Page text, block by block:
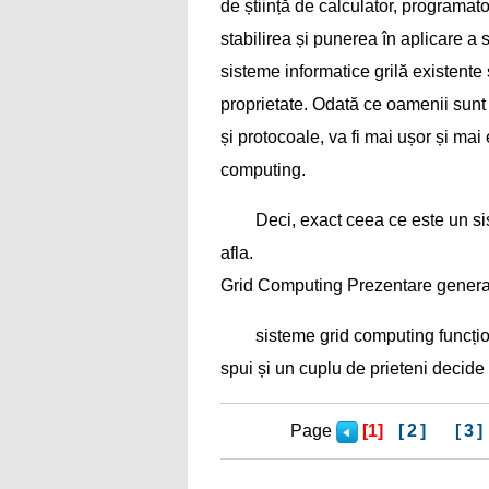
de știință de calculator,
stabilirea și punerea în aplicare a
sisteme informatice grilă
proprietate. Odată ce oamenii
și protocoale, va fi mai ușor și
computing.
Deci, exact ceea ce este un
afla.
Grid Computing Prezentare
sisteme grid computing
spui și un cuplu de prieteni decide
Page [1] [2] [3]